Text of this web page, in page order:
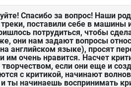
Спасибо за вопрос! Наши
поставили себе в
потрудиться, чтобы
они нам задают вопросы
английском языке), просят
им очень нравится. Насчет
если они еще и
с критикой, начинают
ты начинаешь воспринимать